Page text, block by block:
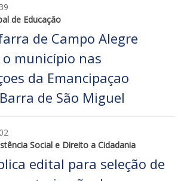
de Educação
de Campo Alegre
município nas
da Emancipaçao
de São Miguel
Social e Direito a Cidadania
edital para seleção de